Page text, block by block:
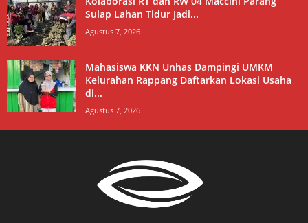
Sulap Lahan Tidur Jadi...
Agustus 7, 2026
Mahasiswa KKN Unhas Dampingi UMKM
Kelurahan Rappang Daftarkan Lokasi Usaha
di...
Agustus 7, 2026